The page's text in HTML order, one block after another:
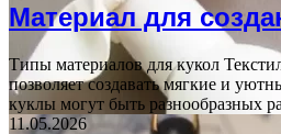
Материал для
Типы материалов для кукол
позволяет создавать мягкие и
куклы могут быть разнообразных
11.05.2026